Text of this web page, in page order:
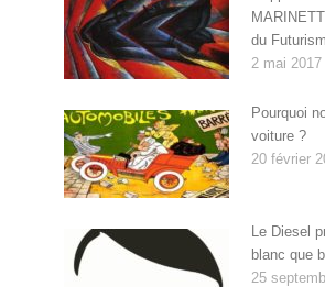
du
2 mai 2017
Pourquoi
voiture ?
20 février
Le Diesel
blanc que
25